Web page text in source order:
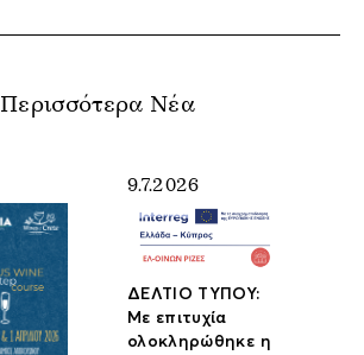
Περισσότερα Νέα
9.7.2026
ΔΕΛΤΙΟ ΤΥΠΟΥ:
Με επιτυχία
ολοκληρώθηκε η